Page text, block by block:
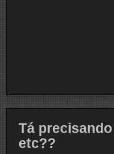
Tá
etc??